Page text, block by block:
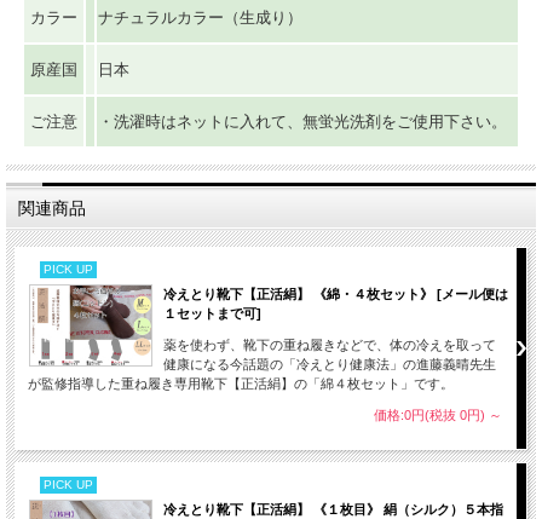
カラー ナチュラルカラー（生成り）
原産国 日本
ご注意 ・洗濯時はネットに入れて、無蛍光洗剤をご使用下さい。
関連商品
PICK UP
冷えとり靴下【正活絹】 《綿・４枚セット》 [メール便は
１セットまで可]
薬を使わず、靴下の重ね履きなどで、体の冷えを取って
健康になる今話題の「冷えとり健康法」の進藤義晴先生
が監修指導した重ね履き専用靴下【正活絹】の「綿４枚セット」です。
価格:0円(税抜 0円) ～
PICK UP
冷えとり靴下【正活絹】 《１枚目》 絹（シルク）５本指